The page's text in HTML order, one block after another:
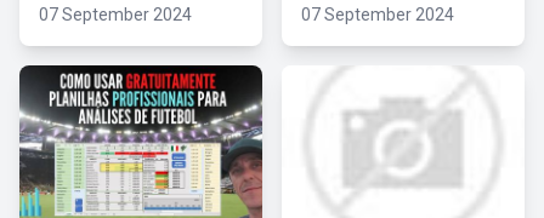
07 September 2024 07 September 2024